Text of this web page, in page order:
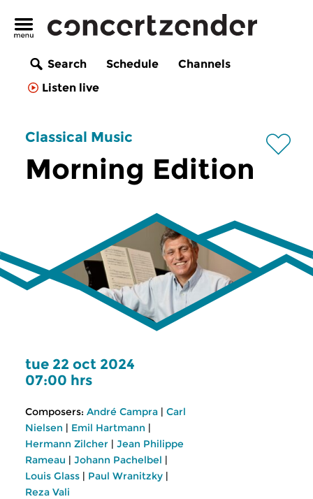
Search Schedule
Channels
Listen live
Classical Music
Morning Edition
tue 22 oct 2024
07:00 hrs
Composers: André Campra | Carl
Nielsen | Emil Hartmann |
Hermann Zilcher | Jean Philippe
Rameau | Johann Pachelbel |
Louis Glass | Paul Wranitzky |
Reza Vali